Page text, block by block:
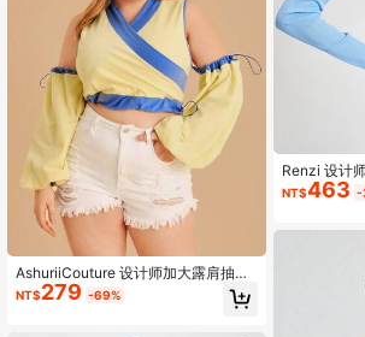
AshuriiCouture 设计师加大露肩抽绳
侧灯笼袖短款套头衫，适合假期、度
假、春季、节日、伊比沙岛
NT$279 -69%
Renzi 设计
搭配短上衣
外出、节庆
NT$463 -